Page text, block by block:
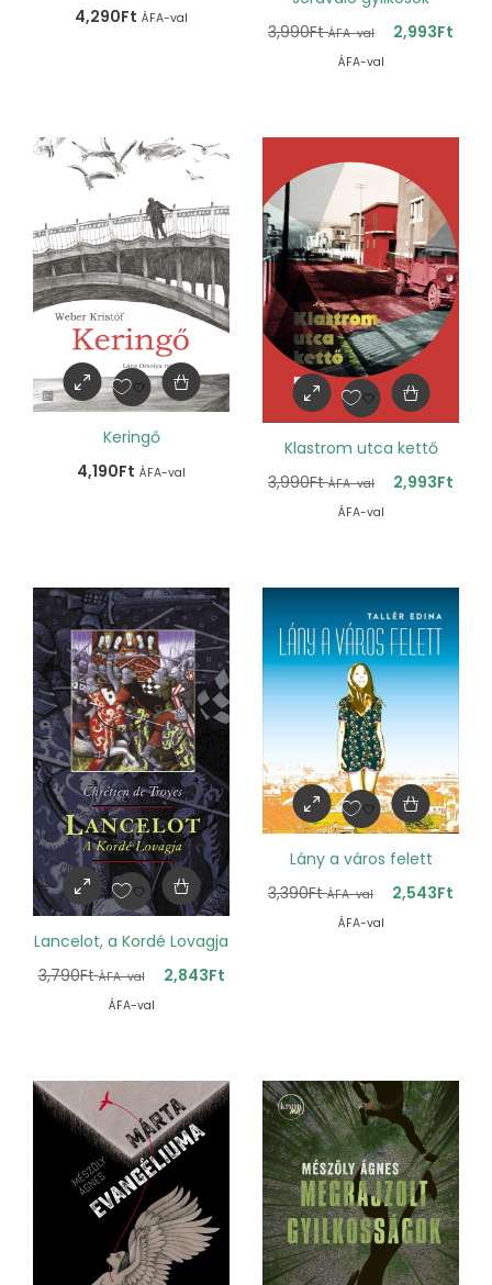
4,290Ft ÁFA-val
3,990Ft ÁFA-val 2,993Ft
ÁFA-val
Keringő
4,190Ft ÁFA-val
Klastrom utca kettő
3,990Ft ÁFA-val 2,993Ft
ÁFA-val
Lancelot, a Kordé Lovagja
3,790Ft ÁFA-val 2,843Ft
ÁFA-val
Lány a város felett
3,390Ft ÁFA-val 2,543Ft
ÁFA-val